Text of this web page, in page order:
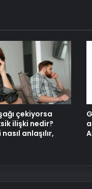
çekiyorsa
ilişki nedir?
anlaşılır,